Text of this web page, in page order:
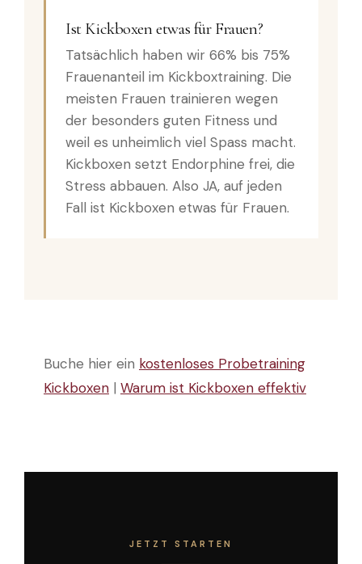
Ist Kickboxen etwas für Frauen?
Tatsächlich haben wir 66% bis 75%
Frauenanteil im Kickboxtraining. Die
meisten Frauen trainieren wegen
der besonders guten Fitness und
weil es unheimlich viel Spass macht.
Kickboxen setzt Endorphine frei, die
Stress abbauen. Also JA, auf jeden
Fall ist Kickboxen etwas für Frauen.
Buche hier ein kostenloses Probetraining
Kickboxen | Warum ist Kickboxen effektiv
JETZT STARTEN